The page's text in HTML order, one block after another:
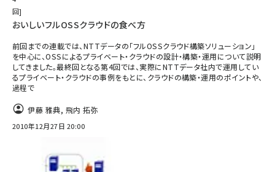
回
おいしいフルOSSクラウドの食べ方
前回までの連載では、NTTデータの「フルOSSクラウド構築ソリューション」
を中心に、OSSによるプライベート・クラウドの設計・構築・運用について説明
してきました。最終回となる第4回では、実際にNTTデータ社内で運用してい
るプライベート・クラウドの事例をもとに、クラウドの構築・運用のポイントや、
過程で
伊藤 雅典, 飛内 拓弥
2010年12月27日 20:00